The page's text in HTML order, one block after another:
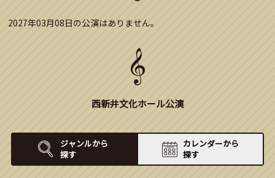
2027年03月08日の公演はありません。
西新井文化ホール公演
ジャンルから
探す
カレンダーから
探す